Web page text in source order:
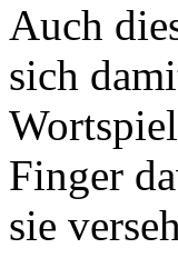
Auch
sich
Finger
sie